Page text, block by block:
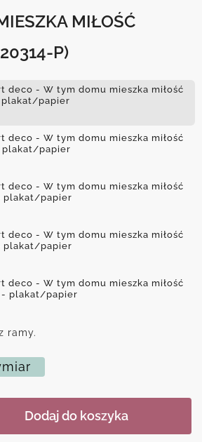
MIŁOŚĆ
P)
deco - W tym domu mieszka miłość
plakat/papier
deco - W tym domu mieszka miłość
plakat/papier
deco - W tym domu mieszka miłość
plakat/papier
deco - W tym domu mieszka miłość
plakat/papier
deco - W tym domu mieszka miłość
- plakat/papier
ramy.
Dodaj do koszyka